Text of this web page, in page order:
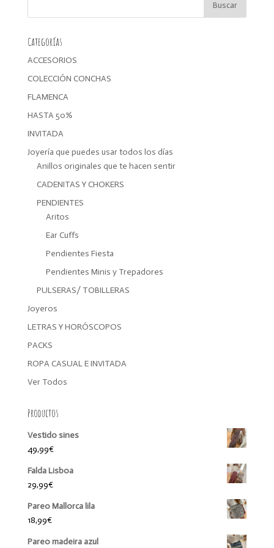
Categorías
ACCESORIOS
COLECCIÓN CONCHAS
FLAMENCA
HASTA 50%
INVITADA
Joyería que puedes usar todos los días
Anillos originales que te hacen sentir
CADENITAS Y CHOKERS
PENDIENTES
Aritos
Ear Cuffs
Pendientes Fiesta
Pendientes Minis y Trepadores
PULSERAS/ TOBILLERAS
Joyeros
LETRAS Y HORÓSCOPOS
PACKS
ROPA CASUAL E INVITADA
Ver Todos
Productos
Vestido sines
49,99€
Falda Lisboa
29,99€
Pareo Mallorca lila
18,99€
Pareo madeira azul